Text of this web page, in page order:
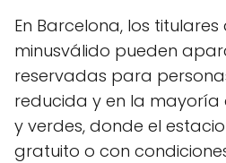
En Barcelona, los
minusválido pueden
reservadas para
reducida y en la mayoría
y verdes, donde el
gratuito o con